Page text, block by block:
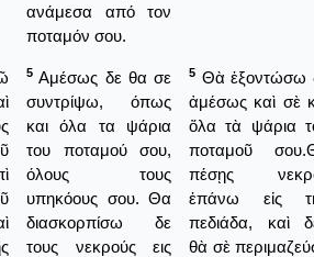
ανάμεσα από τον
ποταμόν σου.
5 Αμέσως δε θα σε
συντρίψω, όπως
και όλα τα ψάρια
του ποταμού σου,
όλους τους
υπηκόους σου. Θα
διασκορπίσω δε
τους νεκρούς εις
5 Θὰ ἐξοντώσω
ἀμέσως καὶ σὲ
ὅλα τὰ ψάρια
ποταμοῦ
πέσῃς
ἐπάνω εἰς
πεδιάδα, καὶ
θὰ σὲ